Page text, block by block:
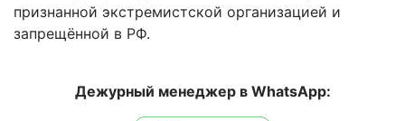
признанной экстремистской организацией и
запрещённой в РФ.
Дежурный менеджер в WhatsApp: